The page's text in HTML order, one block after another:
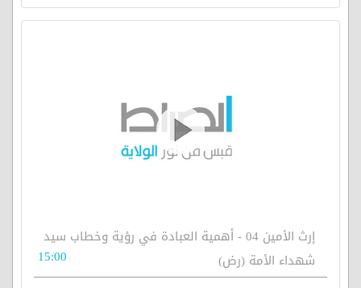
إرث الأمين 04 - أهمية العبادة في رؤية وخطاب سيد
شهداء الأمة (رض)
15:00